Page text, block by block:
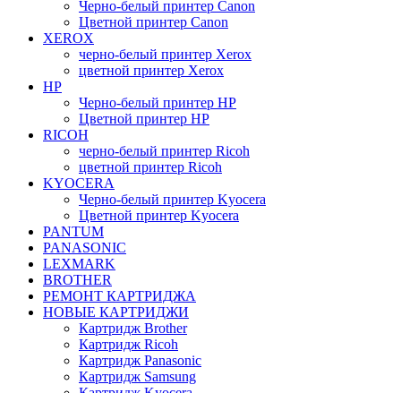
Черно-белый принтер Canon
Цветной принтер Canon
XEROX
черно-белый принтер Xerox
цветной принтер Xerox
HP
Черно-белый принтер HP
Цветной принтер HP
RICOH
черно-белый принтер Ricoh
цветной принтер Ricoh
KYOCERA
Черно-белый принтер Kyocera
Цветной принтер Kyocera
PANTUM
PANASONIC
LEXMARK
BROTHER
РЕМОНТ КАРТРИДЖА
НОВЫЕ КАРТРИДЖИ
Картридж Brother
Картридж Ricoh
Картридж Panasonic
Картридж Samsung